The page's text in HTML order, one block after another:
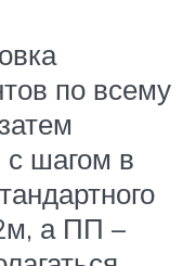
по всему
шагом в
а ПП –